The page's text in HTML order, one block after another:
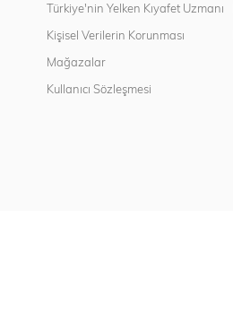
Türkiye'nin Yelken Kıyafet Uzmanı
Kişisel Verilerin Korunması
Mağazalar
Kullanıcı Sözleşmesi